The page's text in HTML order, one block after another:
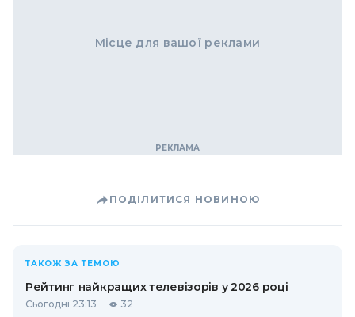
Місце для вашої реклами
ПОДІЛИТИСЯ НОВИНОЮ
ТАКОЖ ЗА ТЕМОЮ
Рейтинг найкращих телевізорів у 2026 році
Сьогодні 23:13 32